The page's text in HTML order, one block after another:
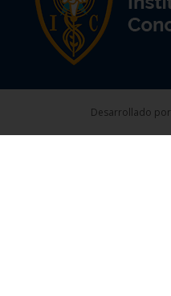
Desarrollado por